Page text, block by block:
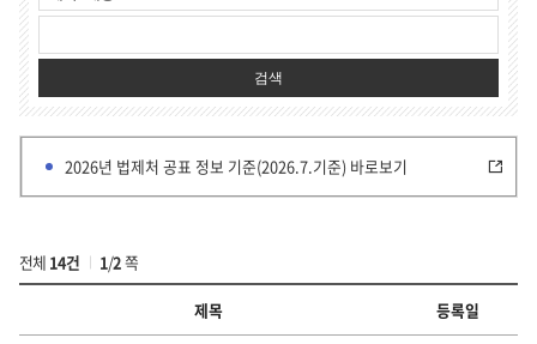
검색
2026년 법제처 공표 정보 기준(2026.7.기준) 바로보기
전체 14건 1/2쪽
제목 등록일